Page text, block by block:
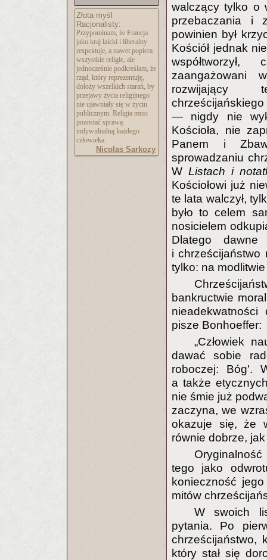
Złota myśl
Racjonalisty:
Przypominam, że Francja
jako kraj laicki i liberalny
respektuje, a nawet popiera
wszystkie religie, ale
jednocześnie podkreślam, że
rząd, który reprezentuję,
dołoży wszelkich starań, by
przejawy życia religijnego
nie ujawniały się w życiu
publicznym. Religia musi
pozostać sprawą
indywidualną każdego
człowieka.
Nicolas Sarkozy
walczący tylko o
przebaczania i
powinien był
Kościół jednak
zaangażowani
rozwijający
— nigdy nie
Kościoła, nie
Panem i
sprowadzaniu
W Listach i
Kościołowi już
te lata walczył,
było to celem
nosicielem
Dlatego
i
tylko: na
bankructwie
pisze Bonhoeffer:
„Człowiek
dawać sobie
roboczej: Bóg'.
a także
nie śmie już
zaczyna, we
okazuje się, że
równie dobrze,
tego jako
konieczność
mitów
W swoich
pytania. Po
chrześcijaństwo,
który stał się